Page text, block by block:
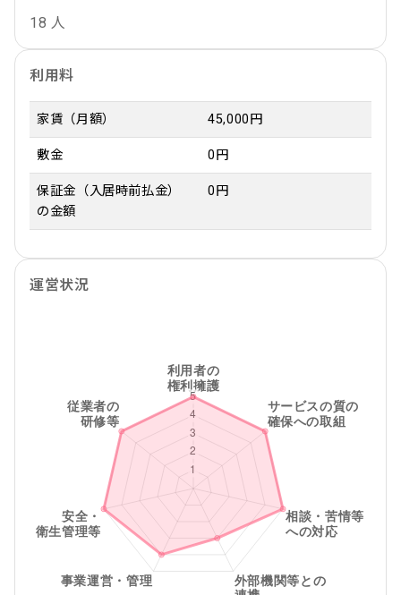
18 人
利用料
家賃（月額） 45,000円
敷金 0円
保証金（入居時前払金）
の金額
0円
運営状況